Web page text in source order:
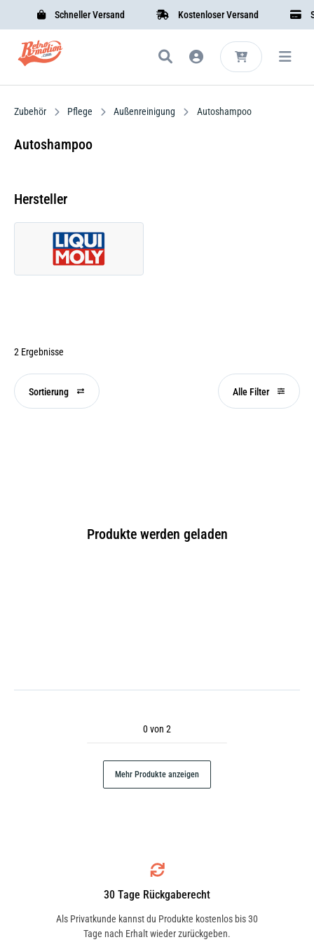
Schneller Versand Kostenloser Versand
Zubehör Pflege Außenreinigung Autoshampoo
Autoshampoo
Hersteller
2 Ergebnisse
Sortierung Alle Filter
Produkte werden geladen
0 von 2
Mehr Produkte anzeigen
30 Tage Rückgaberecht
Als Privatkunde kannst du Produkte kostenlos bis 30
Tage nach Erhalt wieder zurückgeben.